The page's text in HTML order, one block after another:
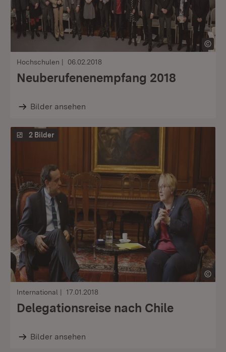
Hochschulen 06.02.2018
Neuberufenenempfang 2018
Bilder ansehen
2 Bilder
International 17.01.2018
Delegationsreise nach Chile
Bilder ansehen